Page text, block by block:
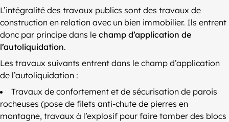
L’intégralité des travaux publics sont des travaux de
construction en relation avec un bien immobilier. Ils entrent
donc par principe dans le champ d’application de
l’autoliquidation.
Les travaux suivants entrent dans le champ d’application
de l’autoliquidation :
Travaux de confortement et de sécurisation de parois
rocheuses (pose de filets anti-chute de pierres en
montagne, travaux à l’explosif pour faire tomber des blocs